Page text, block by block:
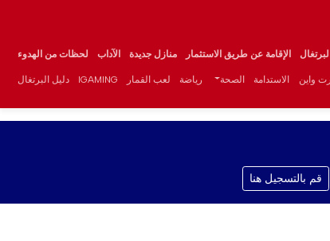
الإقامة عن طريق الاستثمار منازل جديدة الآداب لحظات من الهدوء
واين الاستدامة الصحة رياضة لعب القمار IGAMING دليل البرتغال
قم بالتسجيل هنا